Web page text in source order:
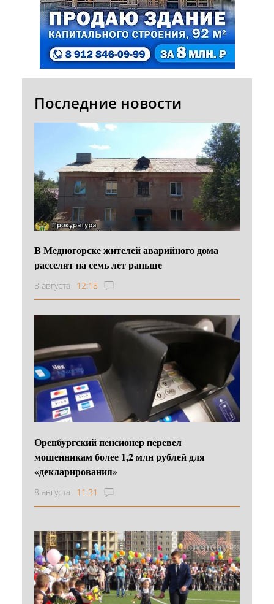
Последние новости
В Медногорске жителей аварийного дома
расселят на семь лет раньше
8 августа 12:18
Оренбургский пенсионер перевел
мошенникам более 1,2 млн рублей для
«декларирования»
8 августа 11:31